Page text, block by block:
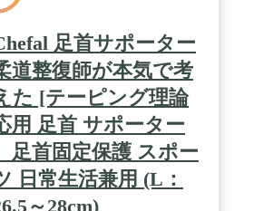
足首サポーター
道整復師が本気で考
た [テーピング理論
用 足首 サポーター
足首固定保護 スポー
日常生活兼用 (L：
～28cm)